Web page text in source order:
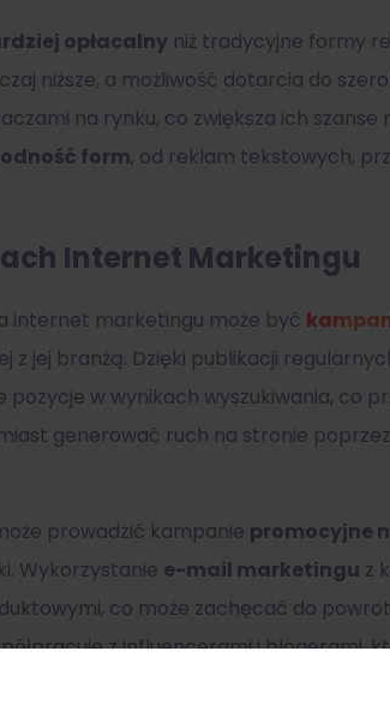
opłacalny niż tradycyjne formy
niższe, a możliwość dotarcia do
na rynku, co zwiększa ich
form, od reklam tekstowych,
Internet Marketingu
internet marketingu może być
jej branżą. Dzięki publikacji
w wynikach wyszukiwania, co
generować ruch na stronie
prowadzić kampanie promocyjne
Wykorzystanie e-mail marketingu z
co może zachęcać do
z influencerami i blogerami,